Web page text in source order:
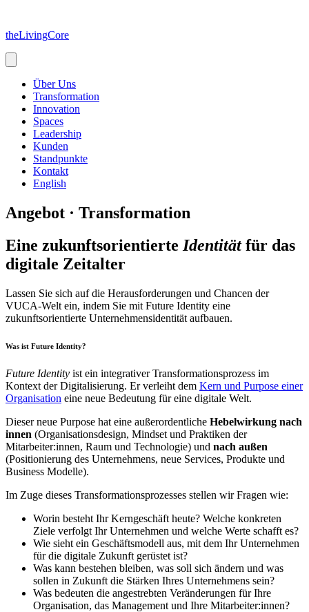
springen
theLivingCore
Über Uns
Transformation
Innovation
Spaces
Leadership
Kunden
Standpunkte
Kontakt
English
Angebot · Transformation
Eine zukunftsorientierte Identitätfür das
digitale Zeitalter
Lassen Sie sich auf die Herausforderungen und Chancen der
VUCA-Welt ein, indem Sie mit Future Identity eine
zukunftsorientierte Unternehmensidentität aufbauen.
Was ist Future Identity?
Future Identity ist ein integrativer Transformationsprozess im
Kontext der Digitalisierung. Er verleiht dem Kern und Purpose einer
Organisation eine neue Bedeutung für eine digitale Welt.
Dieser neue Purpose hat eine außerordentliche Hebelwirkung nach
innen (Organisationsdesign, Mindset und Praktiken der
Mitarbeiter:innen, Raum und Technologie) und nach außen
(Positionierung des Unternehmens, neue Services, Produkte und
Business Modelle).
Im Zuge dieses Transformationsprozesses stellen wir Fragen wie:
Worin besteht Ihr Kerngeschäft heute? Welche konkreten
Ziele verfolgt Ihr Unternehmen und welche Werte schafft es?
Wie sieht ein Geschäftsmodell aus, mit dem Ihr Unternehmen
für die digitale Zukunft gerüstet ist?
Was kann bestehen bleiben, was soll sich ändern und was
sollen in Zukunft die Stärken Ihres Unternehmens sein?
Was bedeuten die angestrebten Veränderungen für Ihre
Organisation, das Management und Ihre Mitarbeiter:innen?